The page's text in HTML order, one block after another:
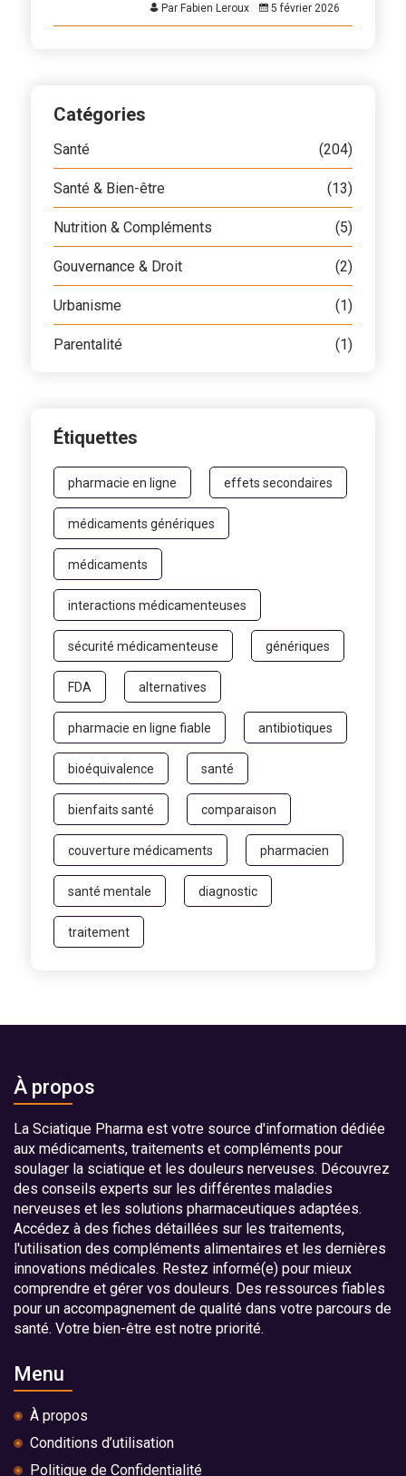
Par Fabien Leroux 5 février 2026
Catégories
Santé (204)
Santé & Bien-être (13)
Nutrition & Compléments (5)
Gouvernance & Droit (2)
Urbanisme (1)
Parentalité (1)
Étiquettes
pharmacie en ligne effets secondaires
médicaments génériques
médicaments
interactions médicamenteuses
sécurité médicamenteuse génériques
FDA alternatives
pharmacie en ligne fiable antibiotiques
bioéquivalence santé
bienfaits santé comparaison
couverture médicaments pharmacien
santé mentale diagnostic
traitement
À propos
La Sciatique Pharma est votre source d'information dédiée
aux médicaments, traitements et compléments pour
soulager la sciatique et les douleurs nerveuses. Découvrez
des conseils experts sur les différentes maladies
nerveuses et les solutions pharmaceutiques adaptées.
Accédez à des fiches détaillées sur les traitements,
l'utilisation des compléments alimentaires et les dernières
innovations médicales. Restez informé(e) pour mieux
comprendre et gérer vos douleurs. Des ressources fiables
pour un accompagnement de qualité dans votre parcours de
santé. Votre bien-être est notre priorité.
Menu
À propos
Conditions d’utilisation
Politique de Confidentialité